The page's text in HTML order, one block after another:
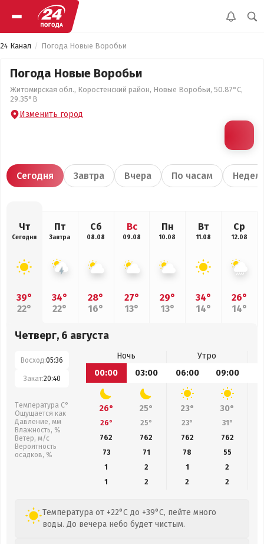
24 Канал Погода Новые Воробьи
Погода Новые Воробьи
Житомирская обл., Коростенский район, Новые Воробьи, 50.87°С,
29.35°В
Изменить город
Сегодня Завтра Вчера По часам
Чт
Сегодня
39°
22°
Пт
Завтра
34°
22°
Сб
08.08
28°
16°
Вс
09.08
27°
13°
Пн
10.08
29°
13°
Вт
11.08
34°
14°
Ср
12.08
26°
14°
Четверг, 6 августа
Восход:05:36
Закат:20:40
Температура С°
Ощущается как
Давление, мм
Влажность, %
Ветер, м/с
Вероятность
осадков, %
Ночь
Утро
00:00
03:00 06:00 09:00
26° 25° 23° 30°
26° 25° 23° 31°
762
762 762 762
73
71 78
55
1
2 1
2
1
2 2 2
Температура от +22°C до +39°C, пейте много
воды. До вечера небо будет чистым.